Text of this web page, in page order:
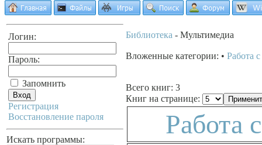
Логин:
Пароль:
Запомнить
Регистрация
Восстановление пароля
Искать программы:
Библиотека - Мультимедиа
Вложенные категории: • Работа
Всего книг: 3
Книг на странице:
Работа